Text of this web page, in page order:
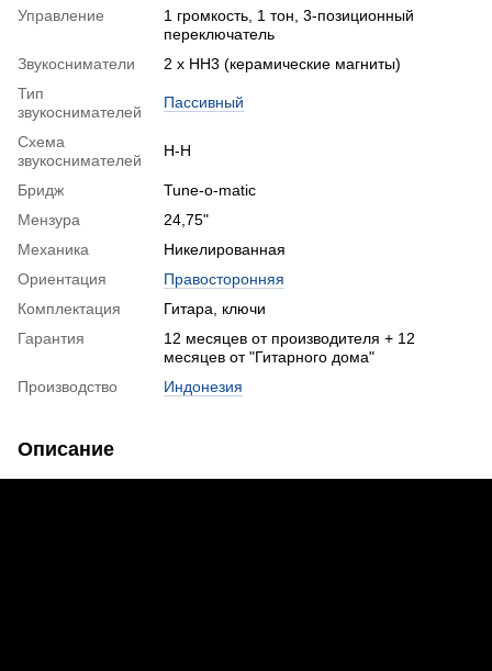
Управление
1 громкость, 1 тон, 3-позиционный
переключатель
Звукосниматели
2 х HH3 (керамические магниты)
Тип
звукоснимателей
Пассивный
Схема
звукоснимателей
H-H
Бридж
Tune-o-matic
Мензура
24,75"
Механика
Никелированная
Ориентация
Правосторонняя
Комплектация
Гитара, ключи
Гарантия
12 месяцев от производителя + 12
месяцев от "Гитарного дома"
Производство
Индонезия
Описание